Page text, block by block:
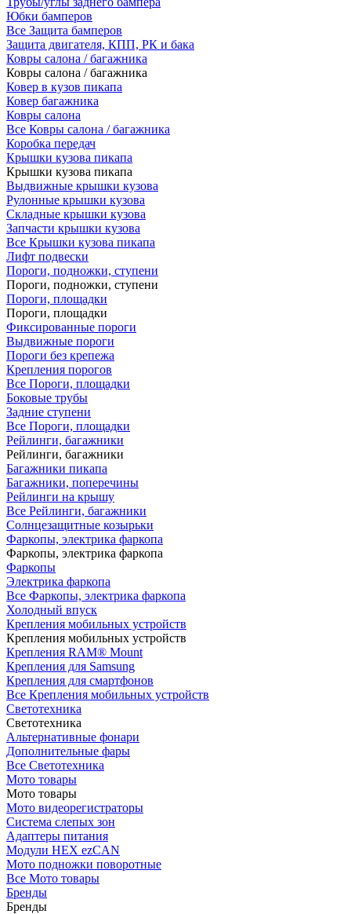
Юбки бамперов
Все Защита бамперов
Защита двигателя, КПП, РК и бака
Ковры салона / багажника
Ковры салона / багажника
Ковер в кузов пикапа
Ковер багажника
Ковры салона
Все Ковры салона / багажника
Коробка передач
Крышки кузова пикапа
Крышки кузова пикапа
Выдвижные крышки кузова
Рулонные крышки кузова
Складные крышки кузова
Запчасти крышки кузова
Все Крышки кузова пикапа
Лифт подвески
Пороги, подножки, ступени
Пороги, подножки, ступени
Пороги, площадки
Пороги, площадки
Фиксированные пороги
Выдвижные пороги
Пороги без крепежа
Крепления порогов
Все Пороги, площадки
Боковые трубы
Задние ступени
Все Пороги, площадки
Рейлинги, багажники
Рейлинги, багажники
Багажники пикапа
Багажники, поперечины
Рейлинги на крышу
Все Рейлинги, багажники
Солнцезащитные козырьки
Фаркопы, электрика фаркопа
Фаркопы, электрика фаркопа
Фаркопы
Электрика фаркопа
Все Фаркопы, электрика фаркопа
Холодный впуск
Крепления мобильных устройств
Крепления мобильных устройств
Крепления RAM® Mount
Крепления для Samsung
Крепления для смартфонов
Все Крепления мобильных устройств
Светотехника
Светотехника
Альтернативные фонари
Дополнительные фары
Все Светотехника
Мото товары
Мото товары
Мото видеорегистраторы
Система слепых зон
Адаптеры питания
Модули HEX ezCAN
Мото подножки поворотные
Все Мото товары
Бренды
Бренды